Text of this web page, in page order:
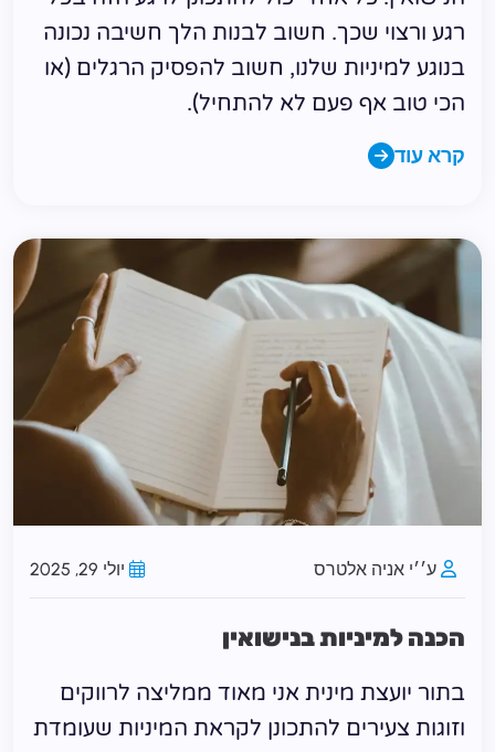
רגע ורצוי שכך. חשוב לבנות הלך חשיבה נכונה
בנוגע למיניות שלנו, חשוב להפסיק הרגלים (או
הכי טוב אף פעם לא להתחיל).
קרא עוד
ע׳׳י אניה אלטרס יולי 29, 2025
הכנה למיניות בנישואין
בתור יועצת מינית אני מאוד ממליצה לרווקים
וזוגות צעירים להתכונן לקראת המיניות שעומדת